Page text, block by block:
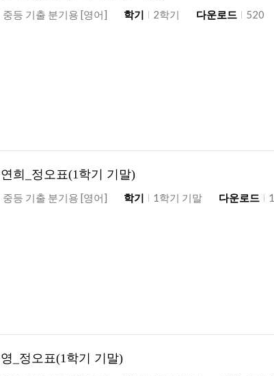
중등 기출 분기용 [영어] 학기 2학기 다운로드 520
희_정오표(1학기 기말)
중등 기출 분기용 [영어] 학기 1학기 기말 다운로드
_정오표(1학기 기말)